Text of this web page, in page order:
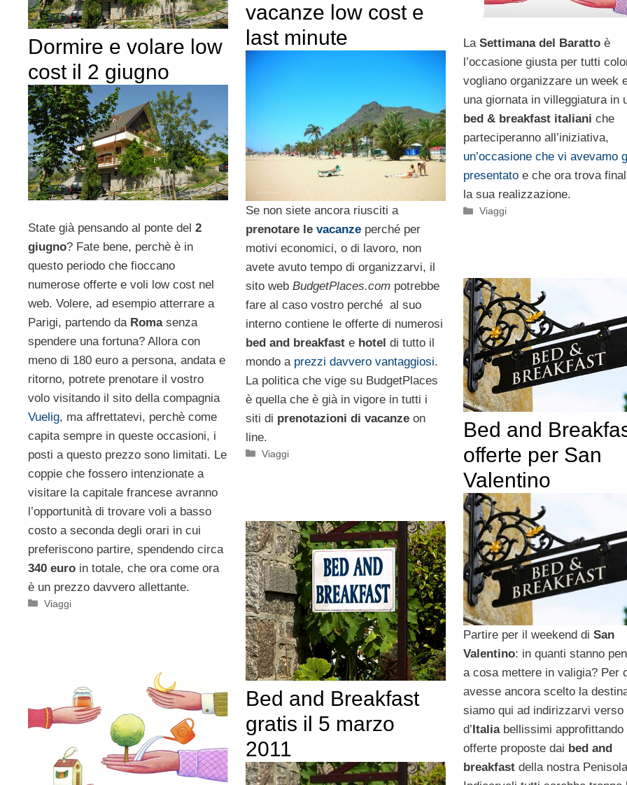
La Settimana del Barattoè
l’occasione giusta per tutti
vogliano organizzare un week
una giornata in villeggiatura in
bed & breakfast italiani che
parteciperanno all’iniziativa,
un’occasione che vi avevamo
presentatoe che ora trova
la sua realizzazione.
Categorie
Viaggi
vacanze low cost e
last minute
Se non siete ancora riusciti a
prenotare le vacanzeperché per
motivi economici, o di lavoro, non
avete avuto tempo di organizzarvi, il
sito web BudgetPlaces.compotrebbe
fare al caso vostro perché al suo
interno contiene le offerte di numerosi
bed and breakfaste hotel di tutto il
mondo a prezzi davvero vantaggiosi.
La politica che vige su BudgetPlaces
è quella che è già in vigore in tutti i
siti di prenotazioni di vacanze on
line.
Categorie
Viaggi
Dormire e volare low
cost il 2 giugno
State già pensando al ponte del 2
giugno? Fate bene, perchè è in
questo periodo che fioccano
numerose offerte e voli low cost nel
web. Volere, ad esempio atterrare a
Parigi, partendo da Romasenza
spendere una fortuna? Allora con
meno di 180 euro a persona, andata e
ritorno, potrete prenotare il vostro
volo visitando il sito della compagnia
Vuelig, ma affrettatevi, perchè come
capita sempre in queste occasioni, i
posti a questo prezzo sono limitati. Le
coppie che fossero intenzionate a
visitare la capitale francese avranno
l’opportunità di trovare voli a basso
costo a seconda degli orari in cui
preferiscono partire, spendendo circa
340 euro in totale, che ora come ora
è un prezzo davvero allettante.
Categorie
Viaggi
Bed and
offerte per San
Valentino
Partire per il weekend di San
Valentino: in quanti stanno
a cosa mettere in valigia? Per
avesse ancora scelto la
siamo qui ad indirizzarvi verso
d’ Italia bellissimi approfittando
offerte proposte dai bed and
breakfast della nostra
Bed and Breakfast
gratis il 5 marzo
2011